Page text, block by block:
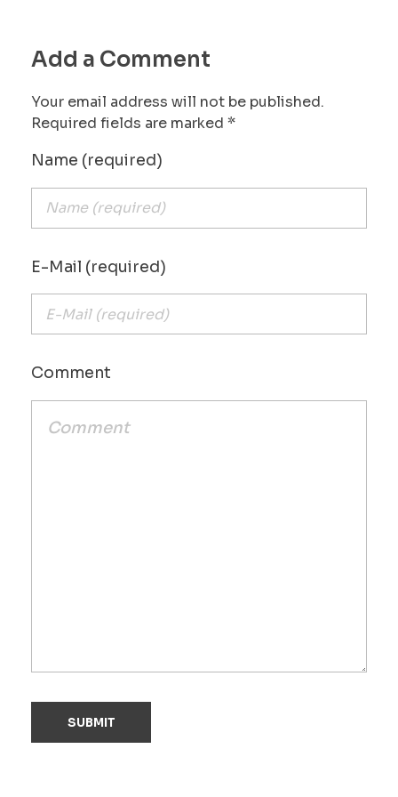
Add a Comment
Your email address will not be published.
Required fields are marked *
Name (required)
E-Mail (required)
Comment